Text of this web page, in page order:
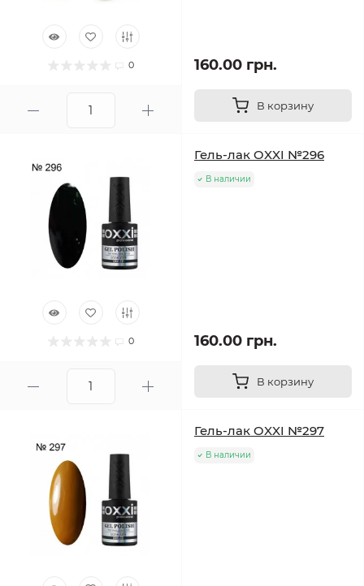
0 160.00 грн.
В корзину
0
Гель-лак OXXI №296
В наличии
160.00 грн.
В корзину
Гель-лак OXXI №297
В наличии